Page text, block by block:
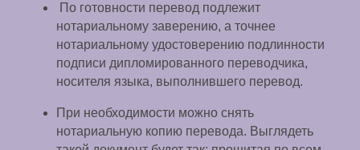
По готовности перевод подлежит
нотариальному заверению, а точнее
нотариальному удостоверению подлинности
подписи дипломированного переводчика,
носителя языка, выполнившего перевод.
При необходимости можно снять
нотариальную копию перевода. Выглядеть